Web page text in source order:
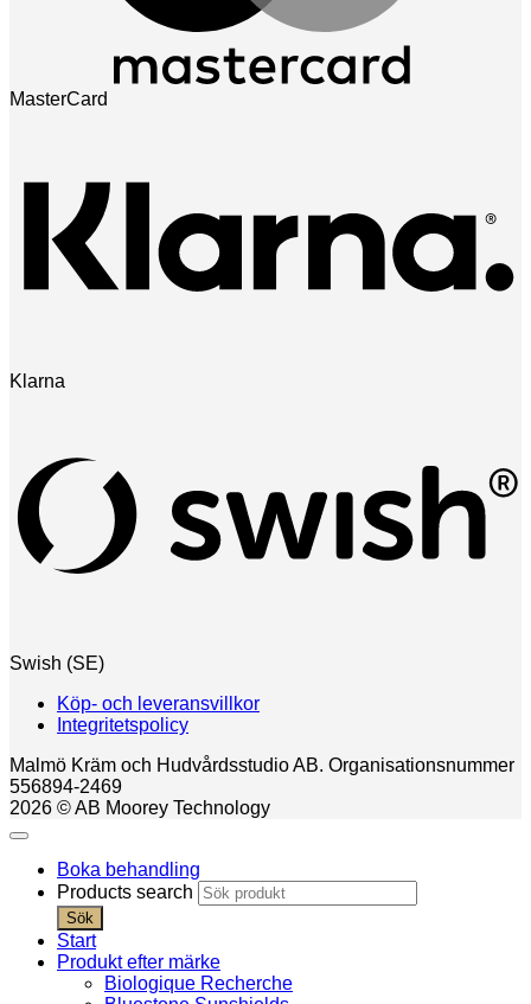
MasterCard
Klarna
Swish (SE)
Köp- och leveransvillkor
Integritetspolicy
Malmö Kräm och Hudvårdsstudio AB. Organisationsnummer
556894-2469
2026 © AB Moorey Technology
Boka behandling
Products search
Sök
Start
Produkt efter märke
Biologique Recherche